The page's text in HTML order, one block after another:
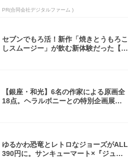
PR(合同会社デジタルファーム )
セブンでもろ活！新作「焼きとうもろこ
しスムージー」が飲む新体験だった【東
【銀座・和光】6名の作家による原画全
18点。ヘラルボニーとの特別企画展「G
ゆるかわ恐竜とレトロなジョーズがALL
390円に。サンキューマート×『ジュラ